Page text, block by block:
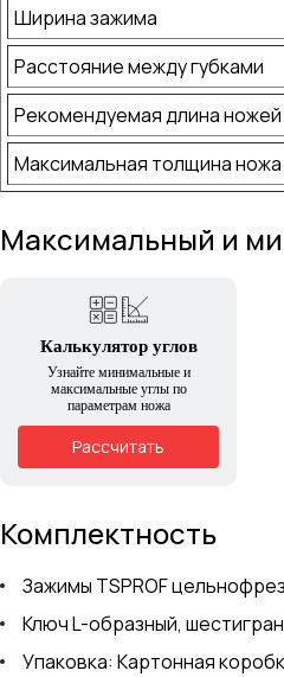
Ширина зажима
Расстояние между губками
Рекомендуемая длина ножей
Максимальная толщина ножа
Максимальный и
Калькулятор углов
Узнайте минимальные и
максимальные углы по
параметрам ножа
Рассчитать
Комплектность
Зажимы TSPROF
Ключ L-образный,
Упаковка: Картонная